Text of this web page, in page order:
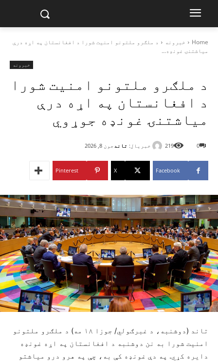
Home خبرونه
د ملګرو ملتونو امنیت شورا د افغانستان په اړه درې
میاشتنۍ غونډه...
خبرونه
د ملګرو ملتونو امنیت شورا
د افغانستان په اړه درې
میاشتنۍ غونډه جوړوي
خبریال: تاند جون 8, 2026 0
219
Facebook
X
Pinterest
تاند (دوشنبه، د غبرګولي/ جوزا ۱۸ مه) د ملګرو ملتونو
امنیت شورا به نن دوشنبه د افغانستان په اړه غونډه
دایره کړي. په دې غونډه کې به، چې په هرو درو میاشتو